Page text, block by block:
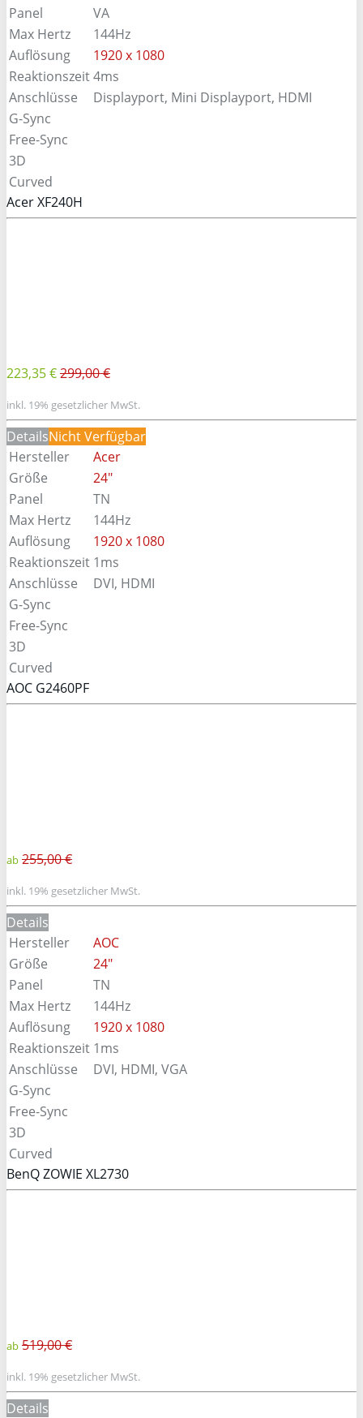
Panel
VA
Max Hertz
144Hz
Auflösung
1920 x 1080
Reaktionszeit4ms
Anschlüsse
Displayport, Mini Displayport, HDMI
G-Sync
Free-Sync
3D
Curved
Acer XF240H
223,35 €299,00 €
inkl. 19% gesetzlicher MwSt.
DetailsNicht Verfügbar
Hersteller
Acer
Größe
24"
Panel
TN
Max Hertz
144Hz
Auflösung
1920 x 1080
Reaktionszeit 1ms
Anschlüsse
DVI, HDMI
G-Sync
Free-Sync
3D
Curved
AOC G2460PF
ab 255,00 €
inkl. 19% gesetzlicher MwSt.
Details
Hersteller
AOC
Größe
24"
Panel
TN
Max Hertz
144Hz
Auflösung
1920 x 1080
Reaktionszeit 1ms
Anschlüsse
DVI, HDMI, VGA
G-Sync
Free-Sync
3D
Curved
BenQ ZOWIE XL2730
ab 519,00 €
inkl. 19% gesetzlicher MwSt.
Details